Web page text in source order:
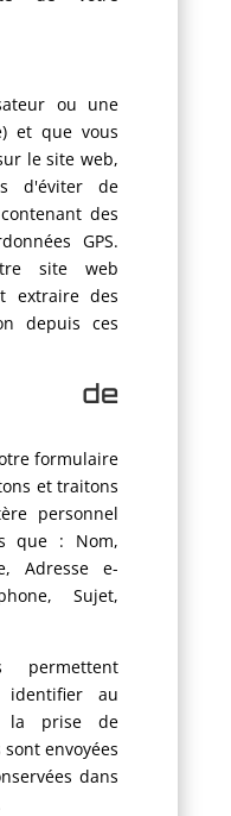
ou une
et que vous
le site web,
d'éviter de
des
GPS.
site web
extraire des
depuis ces
de
formulaire
et traitons
personnel
que : Nom,
Adresse e-
Sujet,
permettent
identifier au
la prise de
envoyées
dans